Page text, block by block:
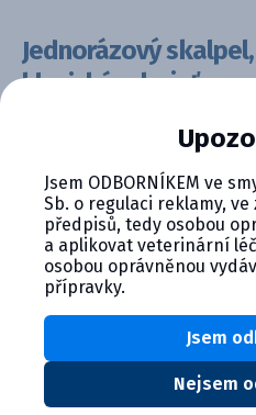
Jednorázový
klasická rukojeť
C04558
Léková forma:
operační sál
Drůbež, Fretky,
Jsem ODBORNÍKEM ve
Sb. o regulaci reklamy,
předpisů, tedy osobou
a aplikovat veterinární
osobou oprávněnou
přípravky.
Nejsem
Jsem